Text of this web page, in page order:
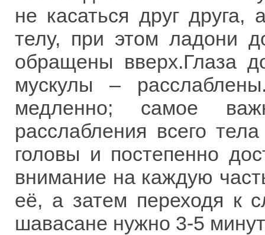
не касаться друг
телу, при этом ладони
обращены вверх.Глаза
мускулы –
медленно; самое
расслабления всего
головы и постепенно
внимание на каждую
её, а затем переходя к
шавасане нужно 3-5